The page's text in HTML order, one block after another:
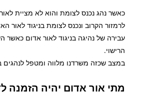
כאשר נהג נכנס לצומת והוא לא מציית
הרישוי.
במצב שכזה משרדנו מלווה ומטפל
מתי אור אדום יהיה הזמנה